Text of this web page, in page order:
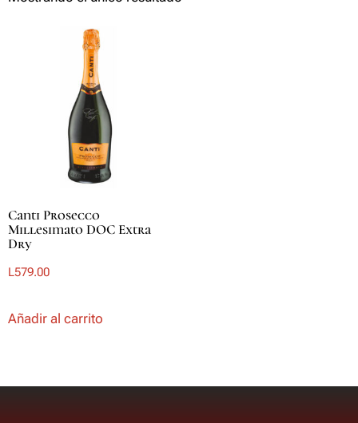
Canti Prosecco
Millesimato DOC Extra
Dry
L579.00
Añadir al carrito